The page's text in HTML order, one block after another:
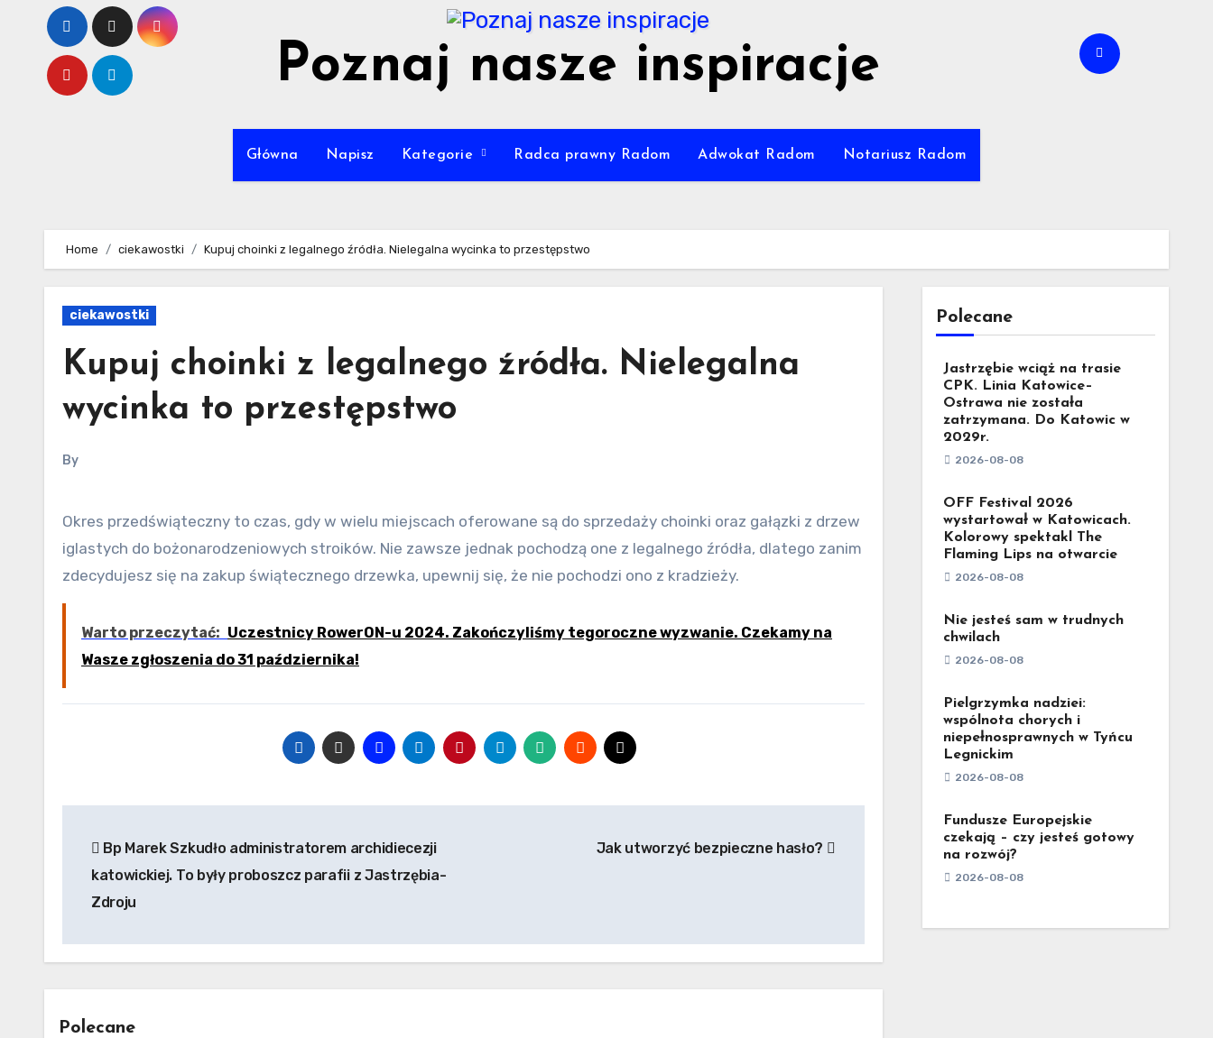
content
Poznaj nasze inspiracje
Główna Napisz Kategorie Radca prawny Radom Adwokat Radom Notariusz Radom
Home ciekawostki Kupuj choinki z legalnego źródła. Nielegalna wycinka to przestępstwo
ciekawostki
Kupuj choinki z legalnego źródła. Nielegalna
wycinka to przestępstwo
By
Okres przedświąteczny to czas, gdy w wielu miejscach oferowane są do sprzedaży choinki oraz gałązki z drzew
iglastych do bożonarodzeniowych stroików. Nie zawsze jednak pochodzą one z legalnego źródła, dlatego zanim
zdecydujesz się na zakup świątecznego drzewka, upewnij się, że nie pochodzi ono z kradzieży.
Warto przeczytać: Uczestnicy RowerON-u 2024. Zakończyliśmy tegoroczne wyzwanie. Czekamy na
Wasze zgłoszenia do 31 października!
wpisuBp Marek Szkudło administratorem archidiecezji
katowickiej. To były proboszcz parafii z Jastrzębia-
Zdroju
Jak utworzyć bezpieczne hasło?
Polecane
Polecane
Jastrzębie wciąż na trasie
CPK. Linia Katowice–
Ostrawa nie została
zatrzymana. Do Katowic w
2029r.
2026-08-08
OFF Festival 2026
wystartował w Katowicach.
Kolorowy spektakl The
Flaming Lips na otwarcie
2026-08-08
Nie jesteś sam w trudnych
chwilach
2026-08-08
Pielgrzymka nadziei:
wspólnota chorych i
niepełnosprawnych w Tyńcu
Legnickim
2026-08-08
Fundusze Europejskie
czekają – czy jesteś gotowy
na rozwój?
2026-08-08